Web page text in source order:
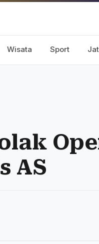
Wisata Sport
AS